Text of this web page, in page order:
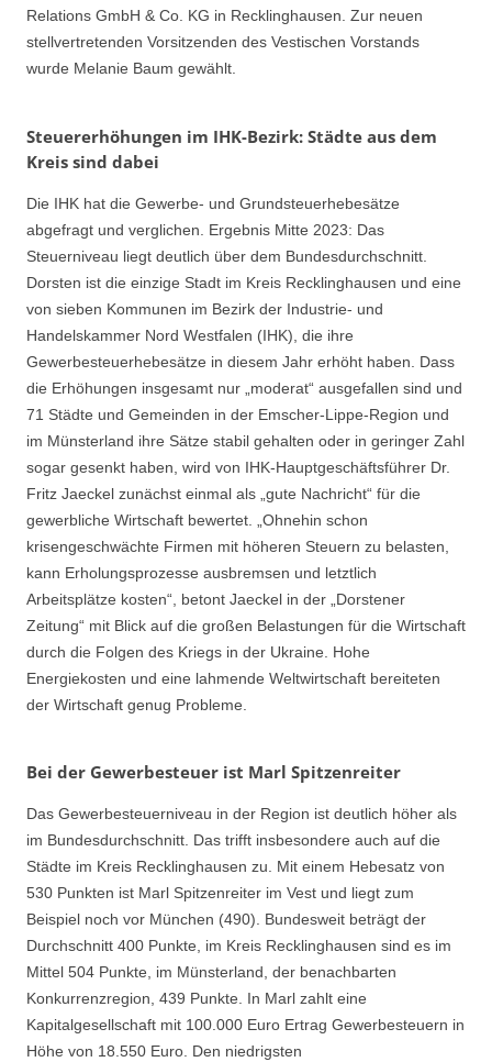
Relations GmbH & Co. KG in Recklinghausen. Zur neuen
stellvertretenden Vorsitzenden des Vestischen Vorstands
wurde Melanie Baum gewählt.
Steuererhöhungen im IHK-Bezirk: Städte aus dem
Kreis sind dabei
Die IHK hat die Gewerbe- und Grundsteuerhebesätze
abgefragt und verglichen. Ergebnis Mitte 2023: Das
Steuerniveau liegt deutlich über dem Bundesdurchschnitt.
Dorsten ist die einzige Stadt im Kreis Recklinghausen und eine
von sieben Kommunen im Bezirk der Industrie- und
Handelskammer Nord Westfalen (IHK), die ihre
Gewerbesteuerhebesätze in diesem Jahr erhöht haben. Dass
die Erhöhungen insgesamt nur „moderat“ ausgefallen sind und
71 Städte und Gemeinden in der Emscher-Lippe-Region und
im Münsterland ihre Sätze stabil gehalten oder in geringer Zahl
sogar gesenkt haben, wird von IHK-Hauptgeschäftsführer Dr.
Fritz Jaeckel zunächst einmal als „gute Nachricht“ für die
gewerbliche Wirtschaft bewertet. „Ohnehin schon
krisengeschwächte Firmen mit höheren Steuern zu belasten,
kann Erholungsprozesse ausbremsen und letztlich
Arbeitsplätze kosten“, betont Jaeckel in der „Dorstener
Zeitung“ mit Blick auf die großen Belastungen für die Wirtschaft
durch die Folgen des Kriegs in der Ukraine. Hohe
Energiekosten und eine lahmende Weltwirtschaft bereiteten
der Wirtschaft genug Probleme.
Bei der Gewerbesteuer ist Marl Spitzenreiter
Das Gewerbesteuerniveau in der Region ist deutlich höher als
im Bundesdurchschnitt. Das trifft insbesondere auch auf die
Städte im Kreis Recklinghausen zu. Mit einem Hebesatz von
530 Punkten ist Marl Spitzenreiter im Vest und liegt zum
Beispiel noch vor München (490). Bundesweit beträgt der
Durchschnitt 400 Punkte, im Kreis Recklinghausen sind es im
Mittel 504 Punkte, im Münsterland, der benachbarten
Konkurrenzregion, 439 Punkte. In Marl zahlt eine
Kapitalgesellschaft mit 100.000 Euro Ertrag Gewerbesteuern in
Höhe von 18.550 Euro. Den niedrigsten